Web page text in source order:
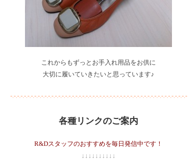
これからもずっとお手入れ用品をお供に
大切に履いていきたいと思っています♪
-.-.-.-.-.-.-.-.-.-.-.-.-.-.-.-.-.-.-.-.-.-.-.-.-.-.-.-.-.-.-.-.-.-.-.-.-.-.-.-.-.-.-.-.-.-.-.-.-.-.-.-
各種リンクのご案内
R&Dスタッフのおすすめを毎日発信中です！
↓↓↓↓↓↓↓↓↓↓